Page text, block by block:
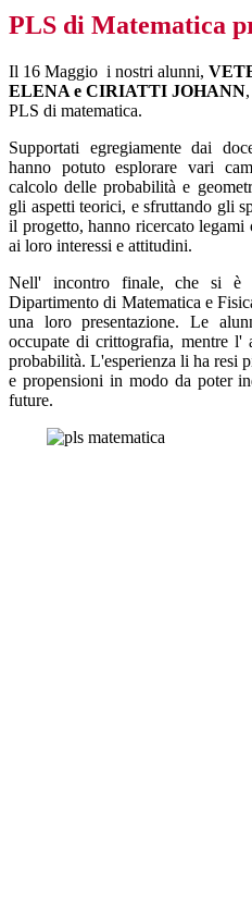
PLS di Matematica
Il 16 Maggio i nostri alunni,
ELENA e CIRIATTI JOHANN
PLS di matematica.
Supportati egregiamente dai
hanno potuto esplorare vari
calcolo delle probabilità e
gli aspetti teorici, e sfruttando gli
il progetto, hanno ricercato
ai loro interessi e attitudini.
Nell' incontro finale, che si è
Dipartimento di Matematica e
una loro presentazione. Le
occupate di crittografia, mentre
probabilità. L'esperienza li ha resi
e propensioni in modo da poter
future.